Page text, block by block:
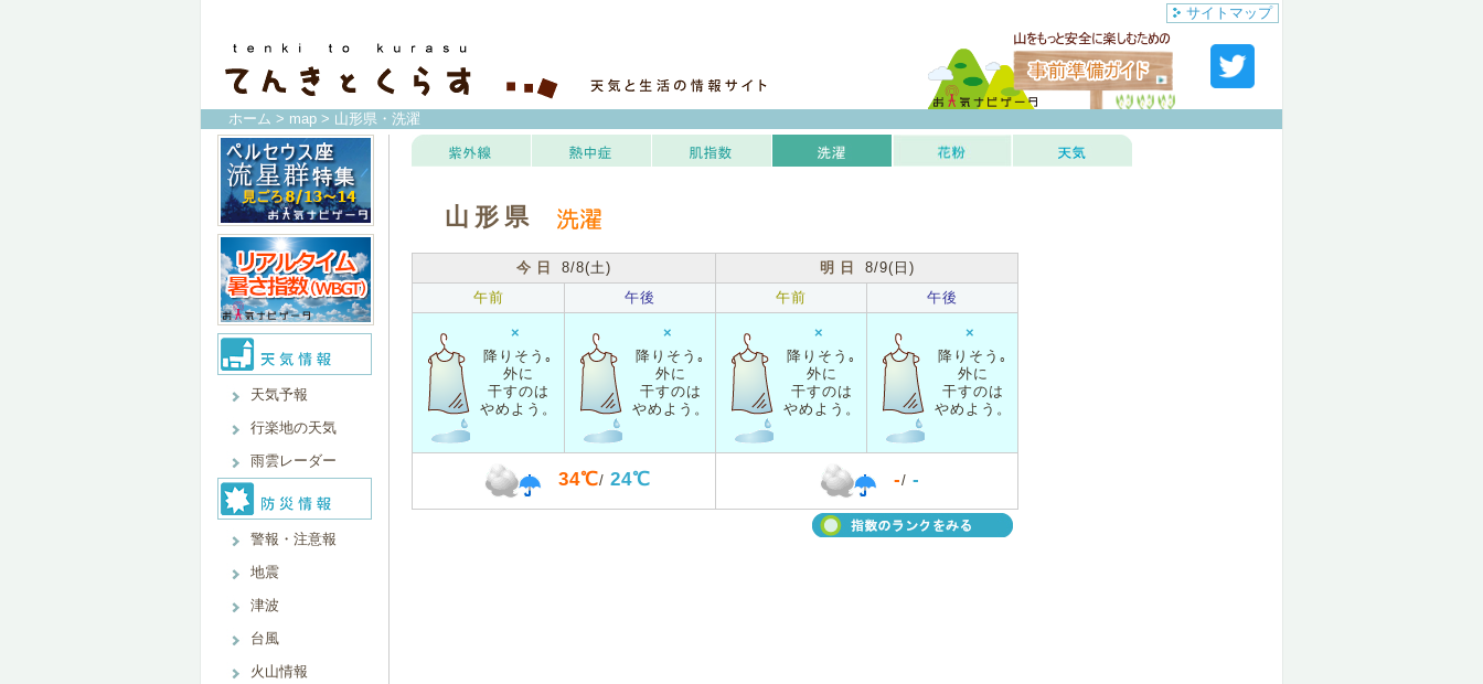
サイトマップ
ホーム > map > 山形県・洗濯
天気予報
行楽地の天気
雨雲レーダー
警報・注意報
地震
津波
台風
火山情報
山形県
今日 8/8(土) 明日
8/9(日)
午前
午後 午前 午後
×
降りそう｡
外に
干すのは
やめよう。
×
降りそう｡
外に
干すのは
やめよう。
×
降りそう｡
外に
干すのは
やめよう。
×
降りそう｡
外に
干すのは
やめよう。
34℃/ 24℃ -/ -